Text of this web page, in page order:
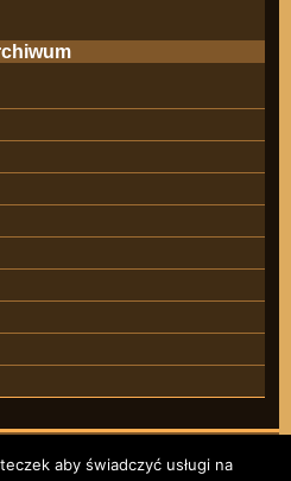
aby świadczyć usługi na